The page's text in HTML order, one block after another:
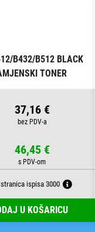
B432/B512 BLACK
TONER
37,16 €
46,45 €
ispisa 3000
U KOŠARICU